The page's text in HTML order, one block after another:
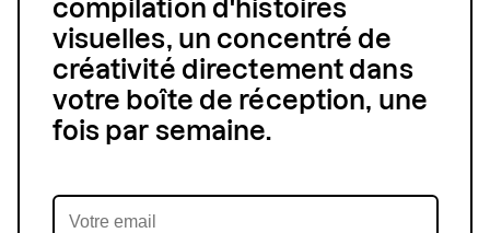
compilation d'histoires
visuelles, un concentré de
créativité directement dans
votre boîte de réception, une
fois par semaine.